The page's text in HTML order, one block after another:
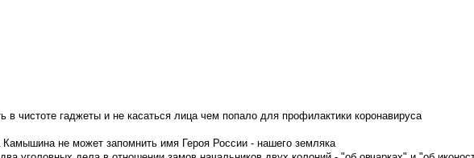
чистоте гаджеты и не касаться лица чем попало для профилактики коронавируса
Камышина не может запомнить имя Героя России - нашего земляка